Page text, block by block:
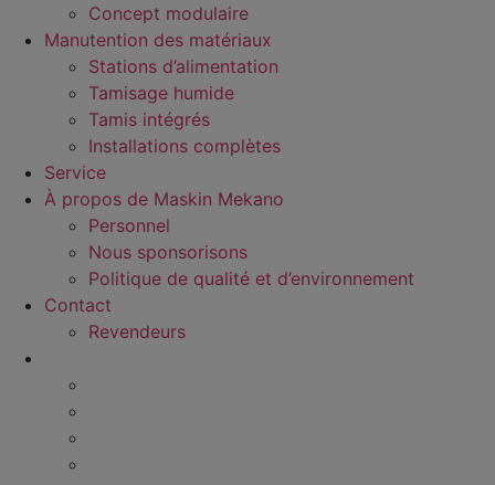
Concept modulaire
Manutention des matériaux
Stations d’alimentation
Tamisage humide
Tamis intégrés
Installations complètes
Service
À propos de Maskin Mekano
Personnel
Nous sponsorisons
Politique de qualité et d’environnement
Contact
Revendeurs